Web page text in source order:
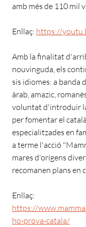
amb més de 110 mil
Enllaç: https://
Amb la finalitat
nouvinguda, els
sis idiomes: a banda
àrab, amazic,
voluntat d'introduir
per fomentar el
especialitzades en
a terme l'acció
mares d'orígens
recomanen plans en
Enllaç:
https://
ho-prova-catala/